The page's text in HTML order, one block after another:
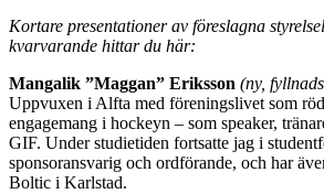
Kortare presentationer av föreslagna
kvarvarande hittar du här:
Mangalik ”Maggan” Eriksson (ny,
Uppvuxen i Alfta med föreningslivet som
engagemang i hockeyn – som speaker,
GIF. Under studietiden fortsatte jag i
sponsoransvarig och ordförande, och har
Boltic i Karlstad.